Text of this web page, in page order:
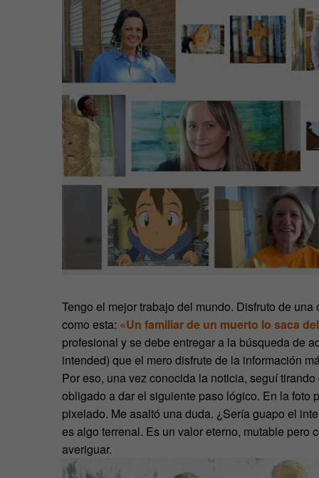
Tengo el mejor trabajo del mundo. Disfruto de
como esta: «Un familiar de un muerto lo saca
profesional y se debe entregar a la búsqueda de
intended) que el mero disfrute de la información
Por eso, una vez conocida la noticia, seguí
obligado a dar el siguiente paso lógico. En la foto
pixelado. Me asaltó una duda. ¿Sería guapo el
es algo terrenal. Es un valor eterno, mutable
averiguar.